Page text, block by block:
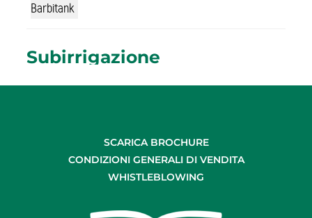
Barbitank
Subirrigazione
SCARICA BROCHURE
CONDIZIONI GENERALI DI VENDITA
WHISTLEBLOWING